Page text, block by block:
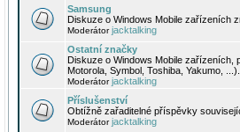
Samsung
Diskuze o Windows Mobile zařízeních
Moderátorjacktalking
Ostatní značky
Diskuze o Windows Mobile zařízeních,
Motorola, Symbol, Toshiba, Yakumo, ...).
Moderátorjacktalking
Příslušenství
Obtížně zařaditelné příspěvky
Moderátorjacktalking